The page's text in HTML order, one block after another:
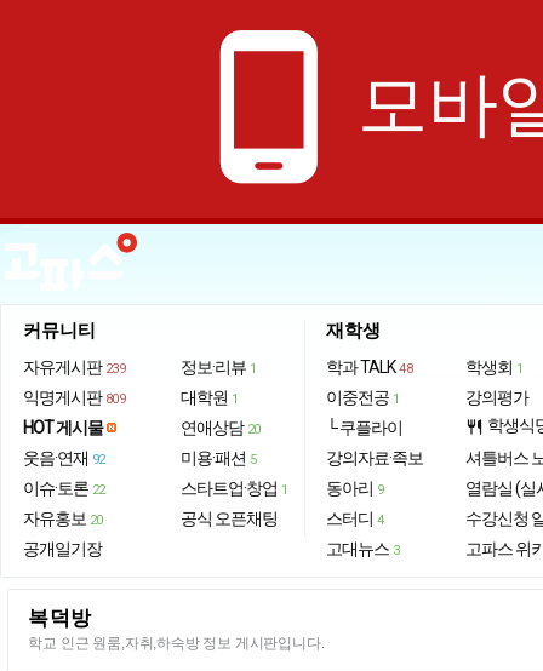
phone_android 모바
커뮤니티
자유게시판 239
익명게시판 809
HOT 게시물
웃음·연재 92
이슈·토론 22
자유홍보 20
공개일기장
정보·리뷰 1
대학원 1
연애상담 20
미용·패션 5
스타트업·창업 1
공식 오픈채팅
재학생
학과 TALK 48
이중전공 1
└ 쿠플라이
강의자료·족보
동아리 9
스터디 4
고대뉴스 3
학생회 1
강의평가
restaurant 학생식
셔틀버스
열람실 (실
수강신청
고파스 위
복덕방
학교 인근 원룸,자취,하숙방 정보 게시판입니다.